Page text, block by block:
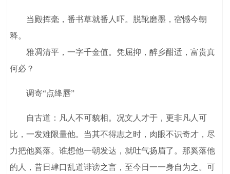
当殿挥毫，番书草就番人吓。脱靴磨墨，宿憾今朝
释。
雅凋清平，一字千金值。凭屈抑，醉乡酣适，富贵真
何必？
调寄“点绛唇”
自古道：凡人不可貌相。况文人才于，更非凡人可
比，一发难限量他。当其不得志之时，肉眼不识奇才，尽
力把他奚落。谁想他一朝发达，就吐气扬眉了。那奚落他
的人，昔日肆口乱道诽谤之言，至今日一一身自为之。可